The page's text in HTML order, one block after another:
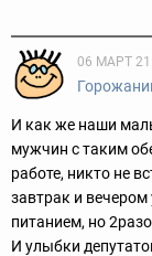
06 МАРТ
И как же наши
мужчин с таким
работе, никто не
завтрак и
питанием, но
И улыбки